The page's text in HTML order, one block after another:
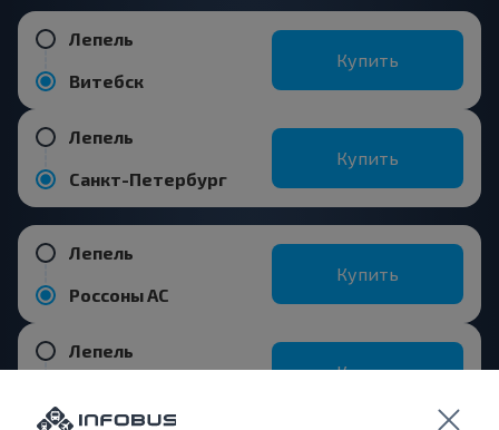
Лепель
Витебск
Купить
Лепель
Санкт-Петербург
Купить
Лепель
Россоны АС
Купить
Лепель
Купить